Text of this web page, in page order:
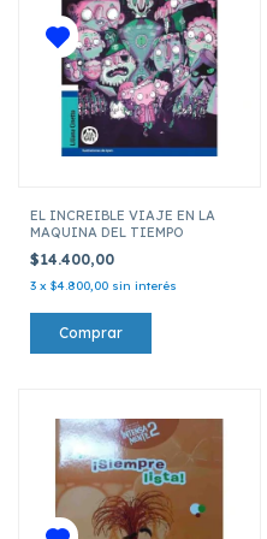
EL INCREIBLE VIAJE EN LA
MAQUINA DEL TIEMPO
$14.400,00
3 x $4.800,00 sin interés